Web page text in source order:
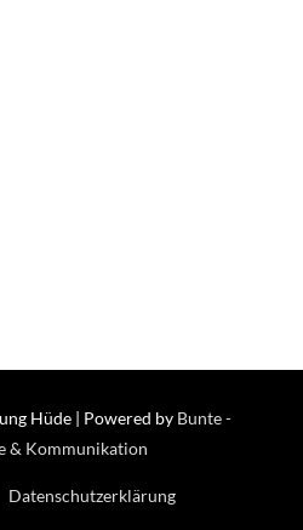
Hüde| Powered by Bunte -
& Kommunikation
Datenschutzerklärung